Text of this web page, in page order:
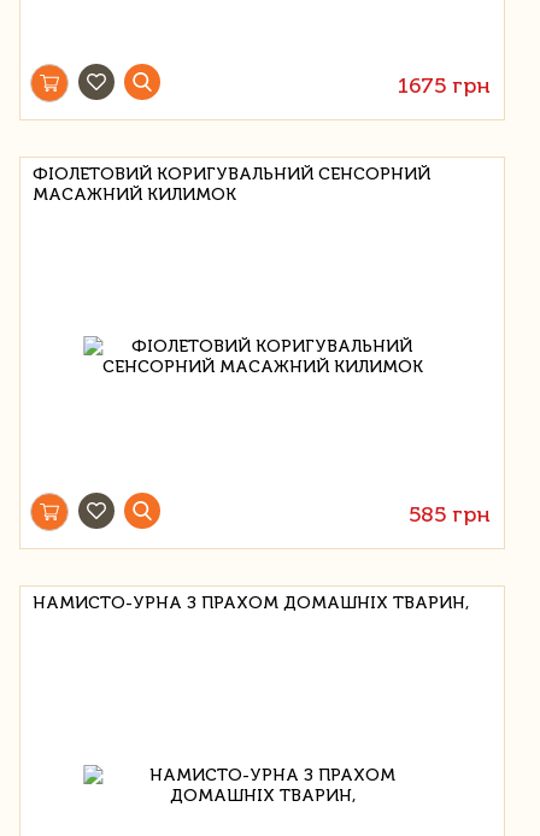
1675 грн
ФІОЛЕТОВИЙ КОРИГУВАЛЬНИЙ СЕНСОРНИЙ
МАСАЖНИЙ КИЛИМОК
585 грн
НАМИСТО-УРНА З ПРАХОМ ДОМАШНІХ ТВАРИН,